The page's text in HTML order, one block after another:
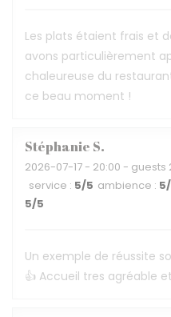
Les plats étaient frais et
avons particulièrement
chaleureuse du
ce beau moment !
Stéphanie S
2026-07-17 - 20:00 - guests
service : 5/5 ambience : 5
5/5
Un exemple de réussite
👍 Accueil tres agréable